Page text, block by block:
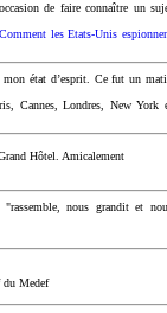
de faire connaître un
les Etats-Unis
mon état d’esprit. Ce fut un
Cannes, Londres, New York
Hôtel. Amicalement
nous grandit et
du Medef